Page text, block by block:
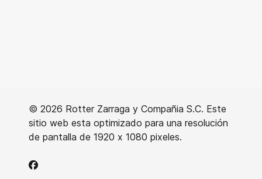
© 2026 Rotter Zarraga y Compañia S.C. Este
sitio web esta optimizado para una resolución
de pantalla de 1920 x 1080 pixeles.